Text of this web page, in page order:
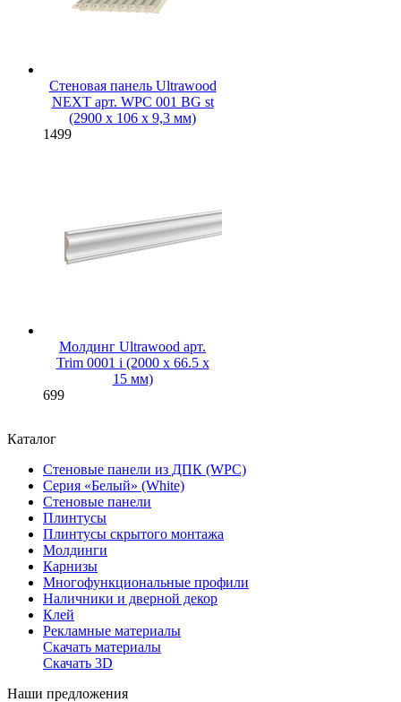
Стеновая панель Ultrawood
NEXT арт. WPC 001 BG st
(2900 х 106 х 9,3 мм)
1499
Молдинг Ultrawood арт.
Trim 0001 i (2000 х 66.5 х
15 мм)
699
Каталог
Стеновые панели из ДПК (WPC)
Серия «Белый» (White)
Стеновые панели
Плинтусы
Плинтусы скрытого монтажа
Молдинги
Карнизы
Многофункциональные профили
Наличники и дверной декор
Клей
Рекламные материалы
Скачать материалы
Скачать 3D
Наши предложения